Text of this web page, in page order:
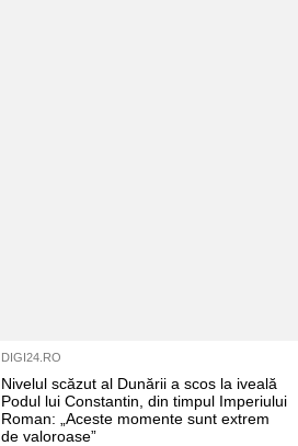
DIGI24.RO
Nivelul scăzut al Dunării a scos la iveală
Podul lui Constantin, din timpul Imperiului
Roman: „Aceste momente sunt extrem
de valoroase”